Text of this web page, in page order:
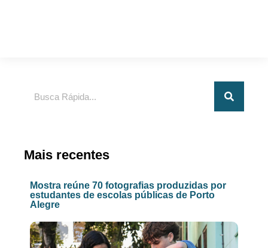
Mais recentes
Mostra reúne 70 fotografias produzidas por
estudantes de escolas públicas de Porto
Alegre